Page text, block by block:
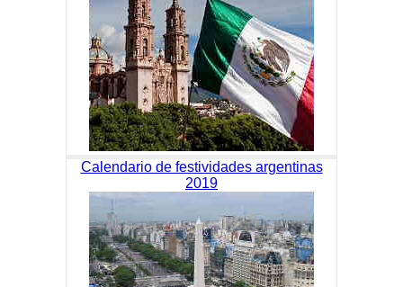
Calendario de festividades argentinas
2019